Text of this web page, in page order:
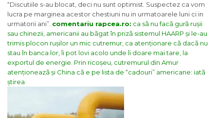
“Discutiile s-au blocat, deci nu sunt optimist. Suspectez ca vom
lucra pe marginea acestor chestiuni nu in urmatoarele luni ci in
urmatorii ani”. comentariu rapcea.ro: ca sã nu facã gurã rușii
sau chinezii, americanii au bãgat în prizã sistemul HAARP și le-au
trimis plocon rușilor un mic cutremur, ca atenționare cã dacã nu
stau în banca lor, îi pot lovi acolo unde îi doare mai tare, la
exportul de energie. Prin ricoșeu, cutremurul din Amur
atenționeazã și China cã e pe lista de “cadouri” americane: iatã
știrea